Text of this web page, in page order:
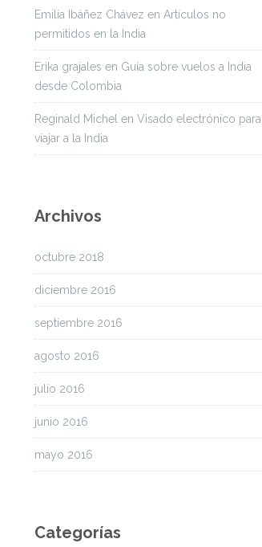
Emilia Ibáñez Chávez en Artículos no
permitidos en la India
Erika grajales en Guía sobre vuelos a India
desde Colombia
Reginald Michel en Visado electrónico para
viajar a la India
Archivos
octubre 2018
diciembre 2016
septiembre 2016
agosto 2016
julio 2016
junio 2016
mayo 2016
Categorías